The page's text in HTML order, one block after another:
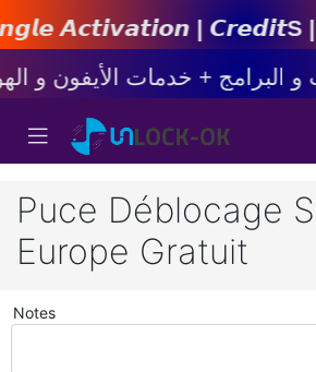
𝘼𝙘𝙩𝙞𝙫𝙖𝙩𝙞𝙤𝙣 |
Puce Déblocage
Europe Gratuit
Notes